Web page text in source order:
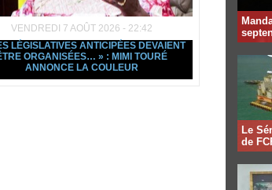
VENDREDI 7 AOÛT 2026 - 22:42
LÉGISLATIVES ANTICIPÉES DEVAIENT
ORGANISÉES… » : MIMI TOURÉ
ANNONCE LA COULEUR
Le
de